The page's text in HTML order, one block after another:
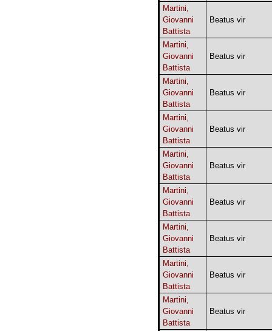
Martini,
Giovanni
Battista
Beatus vir
Martini,
Giovanni
Battista
Beatus vir
Martini,
Giovanni
Battista
Beatus vir
Martini,
Giovanni
Battista
Beatus vir
Martini,
Giovanni
Battista
Beatus vir
Martini,
Giovanni
Battista
Beatus vir
Martini,
Giovanni
Battista
Beatus vir
Martini,
Giovanni
Battista
Beatus vir
Martini,
Giovanni
Battista
Beatus vir